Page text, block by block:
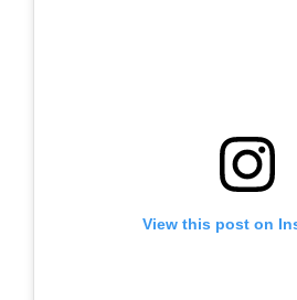
View this post on